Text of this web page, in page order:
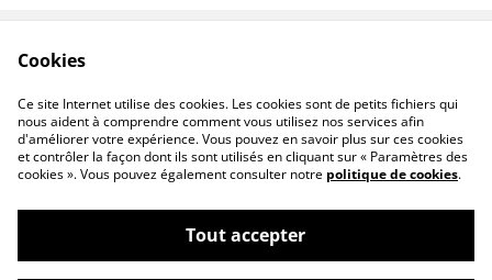
Privacy Policy
Cookie Policy
F.A.Q
©2026Allersensciel
Cookies
Ce site Internet utilise des cookies. Les cookies sont de petits fichiers qui
nous aident à comprendre comment vous utilisez nos services afin
d'améliorer votre expérience. Vous pouvez en savoir plus sur ces cookies
et contrôler la façon dont ils sont utilisés en cliquant sur « Paramètres des
cookies ». Vous pouvez également consulter notre politique de cookies.
Tout accepter